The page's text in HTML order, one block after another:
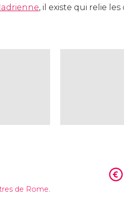
, il existe qui relie
de Rome.